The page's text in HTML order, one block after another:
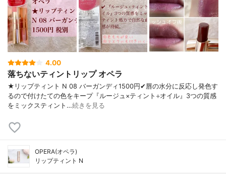
4.00
落ちないティントリップ オペラ
★リップティント N 08 バーガンディ1500円✔︎唇の水分に反応し発色す
るので付けたての色をキープ『ルージュ×ティント÷オイル』3つの質感
をミックスティント…続きを見る
OPERA(オペラ)
リップティント N